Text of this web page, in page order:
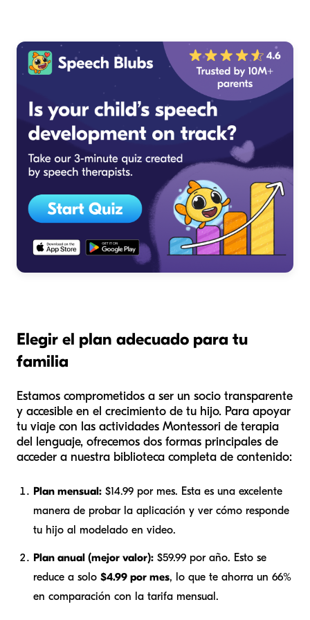
Elegir el plan adecuado para tu
familia
Estamos comprometidos a ser un socio transparente
y accesible en el crecimiento de tu hijo. Para apoyar
tu viaje con las actividades Montessori de terapia
del lenguaje, ofrecemos dos formas principales de
acceder a nuestra biblioteca completa de contenido:
Plan mensual: $14.99 por mes. Esta es una excelente
manera de probar la aplicación y ver cómo responde
tu hijo al modelado en video.
Plan anual (mejor valor): $59.99 por año. Esto se
reduce a solo $4.99 por mes, lo que te ahorra un 66%
en comparación con la tarifa mensual.